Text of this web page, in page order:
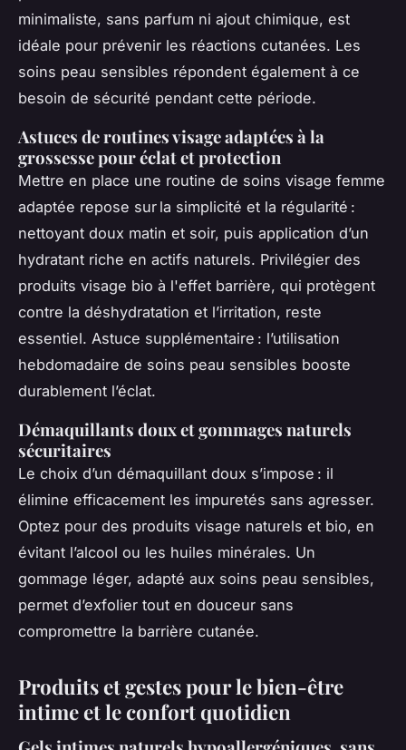
minimaliste, sans parfum ni ajout chimique, est
idéale pour prévenir les réactions cutanées. Les
soins peau sensibles répondent également à ce
besoin de sécurité pendant cette période.
Astuces de routines visage adaptées à la
grossesse pour éclat et protection
Mettre en place une routine de soins visage femme
adaptée repose sur la simplicité et la régularité :
nettoyant doux matin et soir, puis application d’un
hydratant riche en actifs naturels. Privilégier des
produits visage bio à l'effet barrière, qui protègent
contre la déshydratation et l’irritation, reste
essentiel. Astuce supplémentaire : l’utilisation
hebdomadaire de soins peau sensibles booste
durablement l’éclat.
Démaquillants doux et gommages naturels
sécuritaires
Le choix d’un démaquillant doux s’impose : il
élimine efficacement les impuretés sans agresser.
Optez pour des produits visage naturels et bio, en
évitant l’alcool ou les huiles minérales. Un
gommage léger, adapté aux soins peau sensibles,
permet d’exfolier tout en douceur sans
compromettre la barrière cutanée.
Produits et gestes pour le bien-être
intime et le confort quotidien